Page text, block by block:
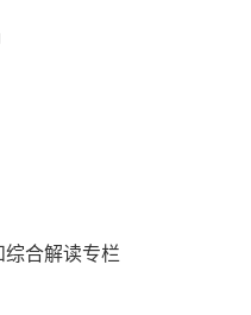
合解读专栏